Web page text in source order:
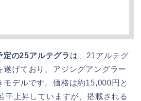
の25アルテグラ は、21アルテグ
遂げており、アジングアングラー
モデルです。価格は約15,000円と
干上昇していますが、搭載される